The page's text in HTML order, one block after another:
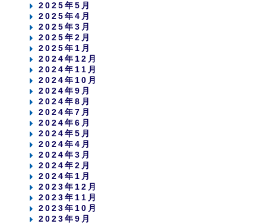
2025年5月
2025年4月
2025年3月
2025年2月
2025年1月
2024年12月
2024年11月
2024年10月
2024年9月
2024年8月
2024年7月
2024年6月
2024年5月
2024年4月
2024年3月
2024年2月
2024年1月
2023年12月
2023年11月
2023年10月
2023年9月